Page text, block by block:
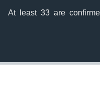
At least 33 are